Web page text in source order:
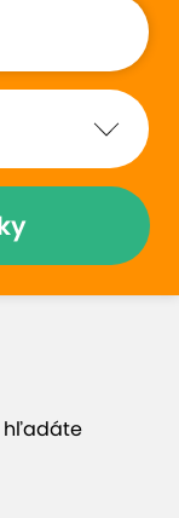
na koláž
hľadáte